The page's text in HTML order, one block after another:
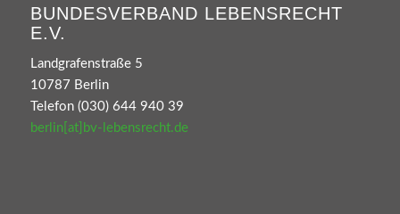
BUNDESVERBAND LEBENSRECHT
E.V.
Landgrafenstraße 5
10787 Berlin
Telefon (030) 644 940 39
berlin[at]bv-lebensrecht.de